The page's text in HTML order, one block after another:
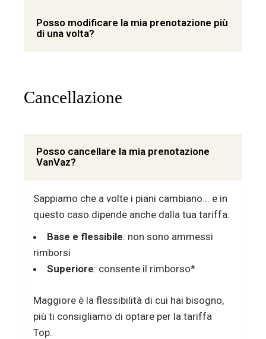
Posso modificare la mia prenotazione più
di una volta?
Cancellazione
Posso cancellare la mia prenotazione
VanVaz?
Sappiamo che a volte i piani cambiano... e in
questo caso dipende anche dalla tua tariffa:
Base e flessibile: non sono ammessi
rimborsi
Superiore: consente il rimborso*
Maggiore è la flessibilità di cui hai bisogno,
più ti consigliamo di optare per la tariffa
Top.